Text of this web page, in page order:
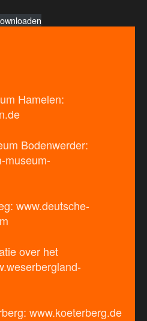
Hamelen:
Bodenwerder:
museum-
www.deutsche-
over het
www.koeterberg.de